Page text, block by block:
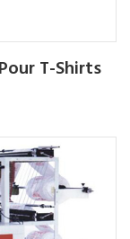
T-Shirts